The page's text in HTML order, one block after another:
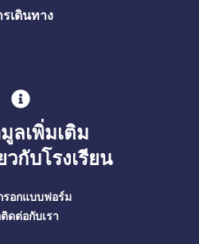
รเดินทาง
ลเพิ่มเติม
วกับโรงเรียน
รอกแบบฟอร์ม
ติดต่อกับเรา